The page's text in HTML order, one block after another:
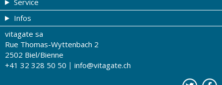
Forme et beauté
Thèmes de A à Z
Thérapies
La santé sur les ondes
Tests de santé
Service
Coupons
Tribune du droguiste
Recherche de drogueries
Drogueries partenaires
Infos
Impressum
Conditions d'utilisation
A notre sujet
vitagate sa
Rue Thomas-Wyttenbach 2
2502 Biel/Bienne
+41 32 328 50 50
info@vitagate.ch